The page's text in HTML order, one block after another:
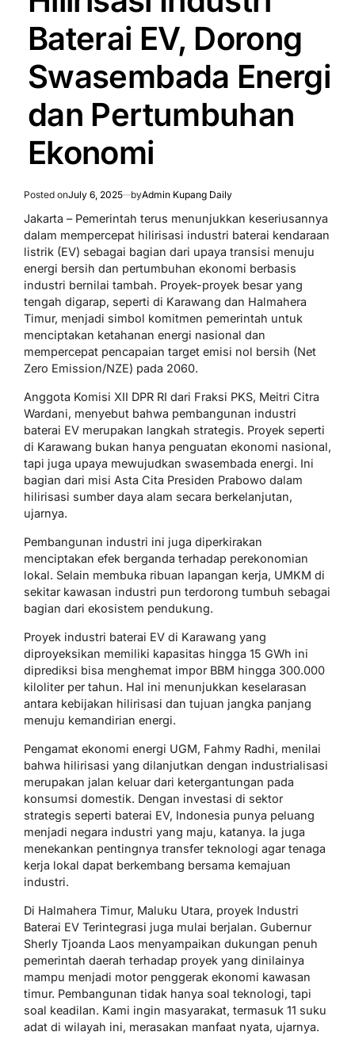
Baterai EV, Dorong
Swasembada Energi
dan Pertumbuhan
Ekonomi
Posted onJuly 6, 2025 byAdmin Kupang Daily
Jakarta – Pemerintah terus menunjukkan keseriusannya
dalam mempercepat hilirisasi industri baterai kendaraan
listrik (EV) sebagai bagian dari upaya transisi menuju
energi bersih dan pertumbuhan ekonomi berbasis
industri bernilai tambah. Proyek-proyek besar yang
tengah digarap, seperti di Karawang dan Halmahera
Timur, menjadi simbol komitmen pemerintah untuk
menciptakan ketahanan energi nasional dan
mempercepat pencapaian target emisi nol bersih (Net
Zero Emission/NZE) pada 2060.
Anggota Komisi XII DPR RI dari Fraksi PKS, Meitri Citra
Wardani, menyebut bahwa pembangunan industri
baterai EV merupakan langkah strategis. Proyek seperti
di Karawang bukan hanya penguatan ekonomi nasional,
tapi juga upaya mewujudkan swasembada energi. Ini
bagian dari misi Asta Cita Presiden Prabowo dalam
hilirisasi sumber daya alam secara berkelanjutan,
ujarnya.
Pembangunan industri ini juga diperkirakan
menciptakan efek berganda terhadap perekonomian
lokal. Selain membuka ribuan lapangan kerja, UMKM di
sekitar kawasan industri pun terdorong tumbuh sebagai
bagian dari ekosistem pendukung.
Proyek industri baterai EV di Karawang yang
diproyeksikan memiliki kapasitas hingga 15 GWh ini
diprediksi bisa menghemat impor BBM hingga 300.000
kiloliter per tahun. Hal ini menunjukkan keselarasan
antara kebijakan hilirisasi dan tujuan jangka panjang
menuju kemandirian energi.
Pengamat ekonomi energi UGM, Fahmy Radhi, menilai
bahwa hilirisasi yang dilanjutkan dengan industrialisasi
merupakan jalan keluar dari ketergantungan pada
konsumsi domestik. Dengan investasi di sektor
strategis seperti baterai EV, Indonesia punya peluang
menjadi negara industri yang maju, katanya. Ia juga
menekankan pentingnya transfer teknologi agar tenaga
kerja lokal dapat berkembang bersama kemajuan
industri.
Di Halmahera Timur, Maluku Utara, proyek Industri
Baterai EV Terintegrasi juga mulai berjalan. Gubernur
Sherly Tjoanda Laos menyampaikan dukungan penuh
pemerintah daerah terhadap proyek yang dinilainya
mampu menjadi motor penggerak ekonomi kawasan
timur. Pembangunan tidak hanya soal teknologi, tapi
soal keadilan. Kami ingin masyarakat, termasuk 11 suku
adat di wilayah ini, merasakan manfaat nyata, ujarnya.